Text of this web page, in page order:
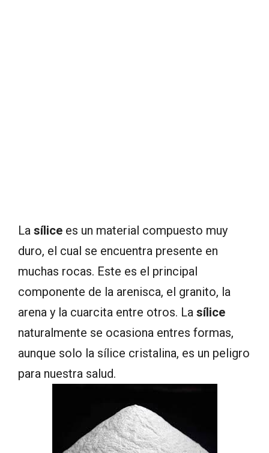
La sílice es un material compuesto muy
duro, el cual se encuentra presente en
muchas rocas. Este es el principal
componente de la arenisca, el granito, la
arena y la cuarcita entre otros. La sílice
naturalmente se ocasiona entres formas,
aunque solo la sílice cristalina, es un peligro
para nuestra salud.